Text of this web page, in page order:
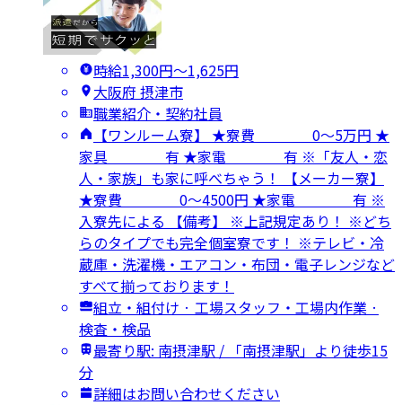
時給1,300円〜1,625円
大阪府 摂津市
職業紹介・契約社員
【ワンルーム寮】 ★寮費 0～5万円 ★
家具 有 ★家電 有 ※「友人・恋
人・家族」も家に呼べちゃう！ 【メーカー寮】
★寮費 0～4500円 ★家電 有 ※
入寮先による 【備考】 ※上記規定あり！ ※どち
らのタイプでも完全個室寮です！ ※テレビ・冷
蔵庫・洗濯機・エアコン・布団・電子レンジなど
すべて揃っております！
組立・組付け · 工場スタッフ・工場内作業 ·
検査・検品
最寄り駅: 南摂津駅 / 「南摂津駅」より徒歩15
分
詳細はお問い合わせください